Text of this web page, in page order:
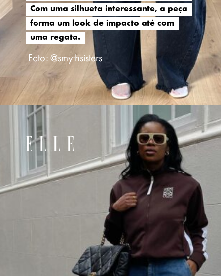
Com uma silhueta interessante, a peça
forma um look de impacto até com
uma regata.
Com uma silhueta interessante, a peça
forma um look de impacto até com
uma regata.
Foto: @smythsisters